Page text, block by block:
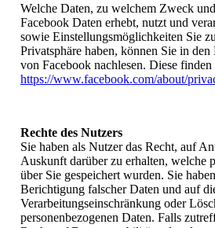
Welche Daten, zu welchem Zweck
Facebook Daten erhebt, nutzt und
sowie Einstellungsmöglichkeiten Sie
Privatsphäre haben, können Sie in
von Facebook nachlesen. Diese finden
https://www.facebook.com/about/
Rechte des Nutzers
Sie haben als Nutzer das Recht, auf
Auskunft darüber zu erhalten, welche
über Sie gespeichert wurden. Sie
Berichtigung falscher Daten und auf
Verarbeitungseinschränkung oder
personenbezogenen Daten. Falls